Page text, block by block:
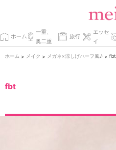
ホーム
一重、
奥二重
旅行
エッセ
イ
ホーム > メイク > メガネ×涼しげハーフ風♪ > fbt
fbt